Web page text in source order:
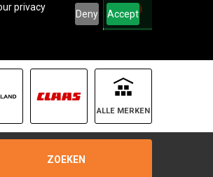
privacy
Deny Accept
0
ALLE MERKEN
ZOEKEN